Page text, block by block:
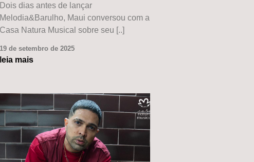
Dois dias antes de lançar
Melodia&Barulho, Maui conversou com a
Casa Natura Musical sobre seu [..]
19 de setembro de 2025
leia mais